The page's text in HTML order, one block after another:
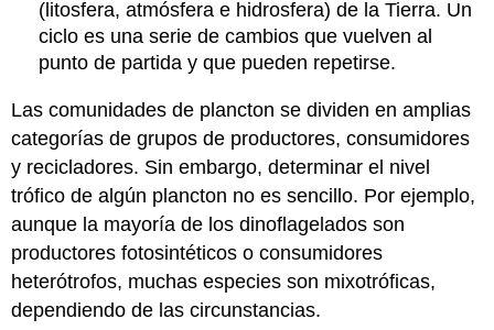
(litosfera, atmósfera e hidrosfera) de la Tierra. Un
ciclo es una serie de cambios que vuelven al
punto de partida y que pueden repetirse.
Las comunidades de plancton se dividen en amplias
categorías de grupos de productores, consumidores
y recicladores. Sin embargo, determinar el nivel
trófico de algún plancton no es sencillo. Por ejemplo,
aunque la mayoría de los dinoflagelados son
productores fotosintéticos o consumidores
heterótrofos, muchas especies son mixotróficas,
dependiendo de las circunstancias.